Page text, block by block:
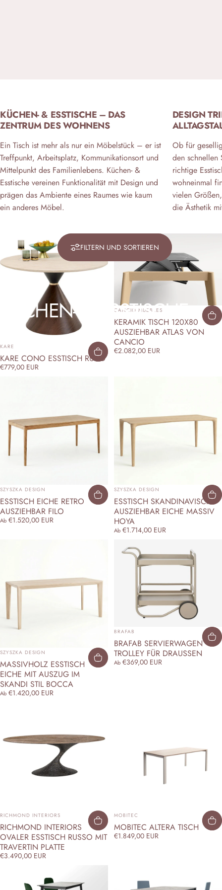
KÜCHEN- ESSTISCHE
KÜCHEN- & ESSTISCHE – DAS
ZENTRUM DES WOHNENS
Ein Tisch ist mehr als nur ein Möbelstück – er ist
Treffpunkt, Arbeitsplatz, Kommunikationsort und
Mittelpunkt des Familienlebens. Küchen- &
Esstische vereinen Funktionalität mit Design und
prägen das Ambiente eines Raumes wie kaum
ein anderes Möbel.
DESIGN
Ob für
den schnellen
richtige
wohneinmal
vielen
die Ästhetik
FILTERN UND SORTIEREN
ANBIETER:
KARE
KARE CONO ESSTISCH RUND
€779,00 EUR
ANBIETER:
CANCIO MUEBLES
KERAMIK TISCH 120X80
AUSZIEHBAR ATLAS VON
CANCIO
€2.082,00 EUR
ANBIETER:
SZYSZKA DESIGN
ESSTISCH EICHE RETRO
AUSZIEHBAR FILO
Ab €1.520,00 EUR
ANBIETER:
SZYSZKA DESIGN
ESSTISCH SKANDINAVISCH
AUSZIEHBAR EICHE MASSIV
HOYA
Ab €1.714,00 EUR
ANBIETER:
SZYSZKA DESIGN
MASSIVHOLZ ESSTISCH
EICHE MIT AUSZUG IM
SKANDI STIL BOCCA
Ab €1.420,00 EUR
ANBIETER:
BRAFAB
BRAFAB SERVIERWAGEN
TROLLEY FÜR DRAUSSEN
Ab €369,00 EUR
ANBIETER:
RICHMOND INTERIORS
RICHMOND INTERIORS
OVALER ESSTISCH RUSSO MIT
TRAVERTIN PLATTE
€3.490,00 EUR
ANBIETER:
MOBITEC
MOBITEC ALTERA TISCH
€1.849,00 EUR